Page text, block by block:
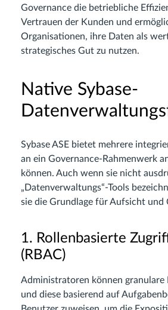
Governance die betriebliche
Vertrauen der Kunden und
Organisationen, ihre Daten als
strategisches Gut zu nutzen.
Native Sybase-
Sybase ASE bietet mehrere
an ein Governance-Rahmenwerk
können. Auch wenn sie nicht
„Datenverwaltungs“-Tools
sie die Grundlage für Aufsicht und
1. Rollenbasierte
(RBAC)
Administratoren können granulare
und diese basierend auf